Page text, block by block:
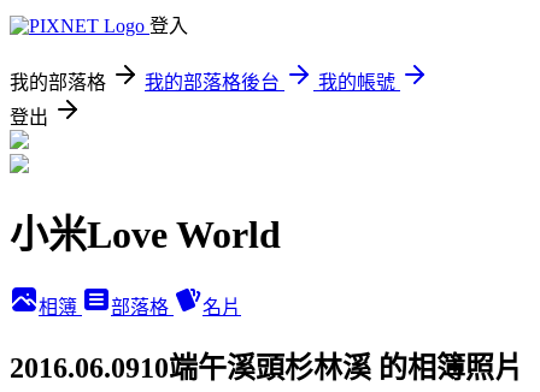
登入
我的部落格 我的部落格後台
我的帳號
登出
小米Love World
相簿 部落格 名片
2016.06.0910端午溪頭杉林溪 的相簿照片